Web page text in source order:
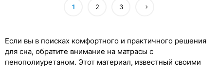
1 2 3
Если вы в поисках комфортного и практичного решения
для сна, обратите внимание на матрасы с
пенополиуретаном. Этот материал, известный своими